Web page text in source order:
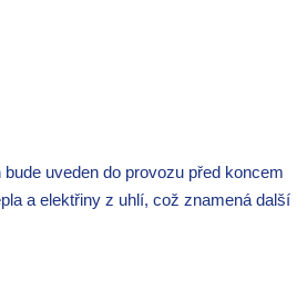
uveden do provozu před koncem
a elektřiny z uhlí, což znamená další